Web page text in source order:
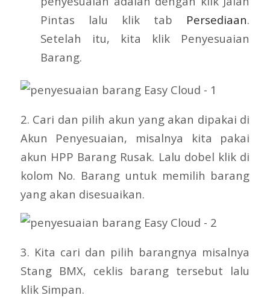
Pintas lalu klik tab Persediaan.
Setelah itu, kita klik Penyesuaian
Barang.
2. Cari dan pilih akun yang akan dipakai di
Akun Penyesuaian, misalnya kita pakai
akun HPP Barang Rusak. Lalu dobel klik di
kolom No. Barang untuk memilih barang
yang akan disesuaikan.
3. Kita cari dan pilih barangnya misalnya
Stang BMX, ceklis barang tersebut lalu
klik Simpan.